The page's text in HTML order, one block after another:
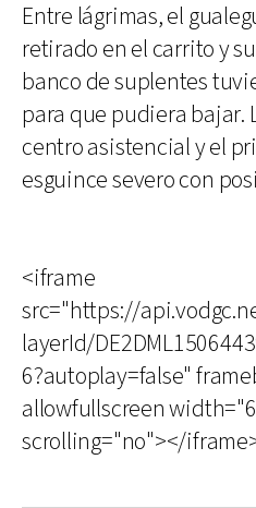
Entre lágrimas, el
retirado en el carrito y
banco de suplentes
para que pudiera bajar.
centro asistencial y el
esguince severo con
<iframe
src="https://
layerId/
6?autoplay=false"
allowfullscreen
scrolling="no"></